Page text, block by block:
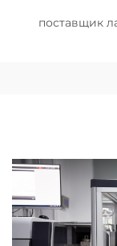
поставщик